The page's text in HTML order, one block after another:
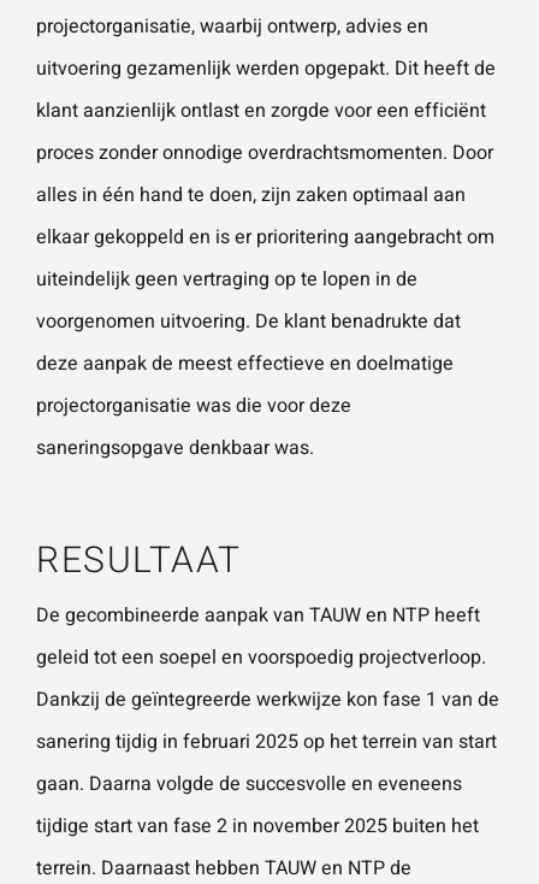
projectorganisatie, waarbij ontwerp, advies en
uitvoering gezamenlijk werden opgepakt. Dit heeft de
klant aanzienlijk ontlast en zorgde voor een efficiënt
proces zonder onnodige overdrachtsmomenten. Door
alles in één hand te doen, zijn zaken optimaal aan
elkaar gekoppeld en is er prioritering aangebracht om
uiteindelijk geen vertraging op te lopen in de
voorgenomen uitvoering. De klant benadrukte dat
deze aanpak de meest effectieve en doelmatige
projectorganisatie was die voor deze
saneringsopgave denkbaar was.
RESULTAAT
De gecombineerde aanpak van TAUW en NTP heeft
geleid tot een soepel en voorspoedig projectverloop.
Dankzij de geïntegreerde werkwijze kon fase 1 van de
sanering tijdig in februari 2025 op het terrein van start
gaan. Daarna volgde de succesvolle en eveneens
tijdige start van fase 2 in november 2025 buiten het
terrein. Daarnaast hebben TAUW en NTP de